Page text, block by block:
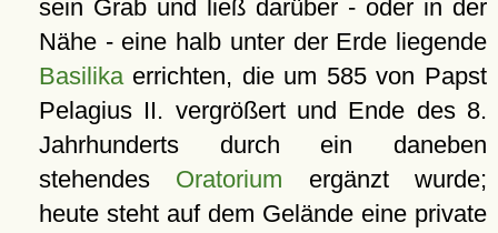
sein Grab und ließ darüber - oder in der
Nähe - eine halb unter der Erde liegende
Basilikaerrichten, die um 585 von Papst
Pelagius II. vergrößert und Ende des 8.
Jahrhunderts durch ein daneben
stehendes Oratorium ergänzt wurde;
heute steht auf dem Gelände eine private